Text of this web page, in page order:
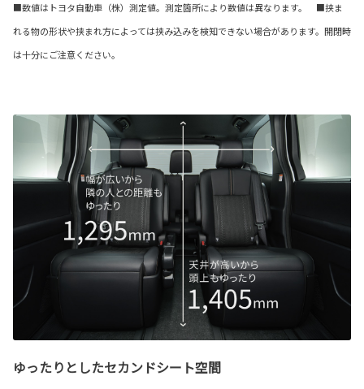
■数値はトヨタ自動車（株）測定値。測定箇所により数値は異なります。 ■挟ま
れる物の形状や挟まれ方によっては挟み込みを検知できない場合があります。開閉時
は十分にご注意ください。
ゆったりとしたセカンドシート空間